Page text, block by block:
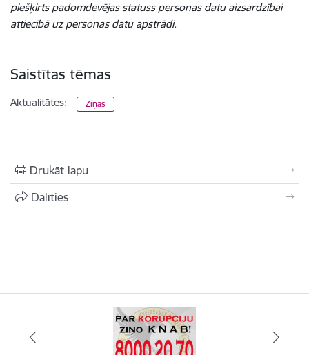
piešķirts padomdevējas statuss personas datu aizsardzībai
attiecībā uz personas datu apstrādi.
Saistītas tēmas
Aktualitātes: Ziņas
Drukāt lapu
Dalīties